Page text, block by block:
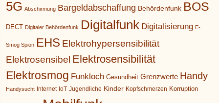
5G Abschirmung Bargeldabschaffung Behördenfunk BOS
DECT Digitaler Behördenfunk Digitalfunk Digitalisierung E-
Smog Spion EHS Elektrohypersensibilität
Elektrosensibel Elektrosensibilität
Elektrosmog Funkloch Gesundheit Grenzwerte Handy
Handysucht Internet IoT Jugendliche Kinder Kopfschmerzen Korruption